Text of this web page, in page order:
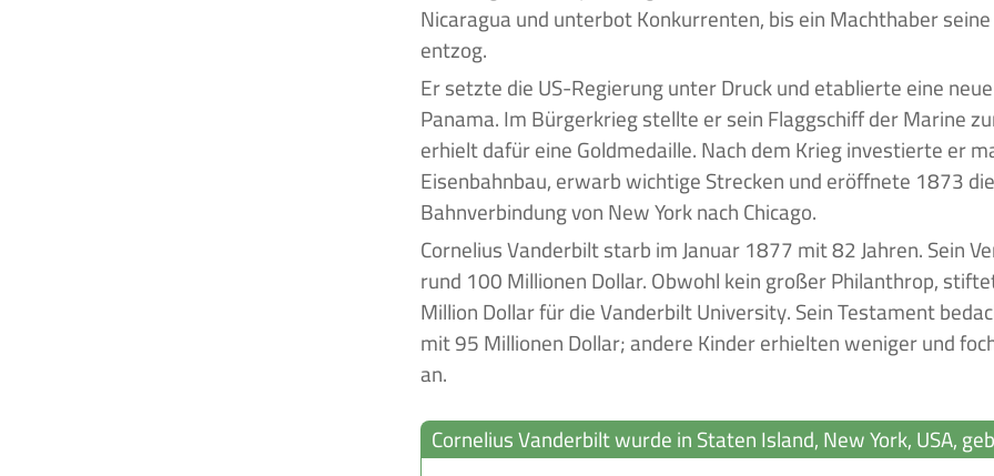
Nicaragua und unterbot Konkurrenten, bis ein Machthaber
entzog.
Er setzte die US-Regierung unter Druck und etablierte eine
Panama. Im Bürgerkrieg stellte er sein Flaggschiff der Marine
erhielt dafür eine Goldmedaille. Nach dem Krieg investierte er
Eisenbahnbau, erwarb wichtige Strecken und eröffnete 1873
Bahnverbindung von New York nach Chicago.
Cornelius Vanderbilt starb im Januar 1877 mit 82 Jahren. Sein
rund 100 Millionen Dollar. Obwohl kein großer Philanthrop,
Million Dollar für die Vanderbilt University. Sein Testament
mit 95 Millionen Dollar; andere Kinder erhielten weniger und
an.
Cornelius Vanderbilt wurde in Staten Island, New York, USA,